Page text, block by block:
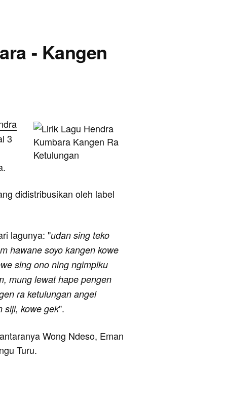
- Kangen
3
didistribusikan oleh label
lagunya: "udan sing teko
hawane soyo kangen kowe
sing ono ning ngimpiku
mung lewat hape pengen
ra ketulungan angel
siji, kowe gek".
Wong Ndeso, Eman
Turu.